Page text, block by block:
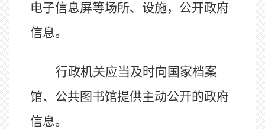
电子信息屏等场所、设施，公开政府
信息。
行政机关应当及时向国家档案
馆、公共图书馆提供主动公开的政府
信息。